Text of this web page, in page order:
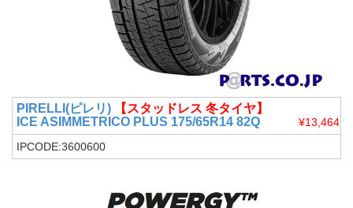
PIRELLI(ピレリ)
【スタッドレス 冬タイヤ】
ICE ASIMMETRICO PLUS 175/65R14 82Q
¥13,464
IPCODE:3600600